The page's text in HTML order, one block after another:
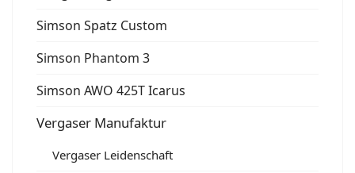
Simson Spatz Custom
Simson Phantom 3
Simson AWO 425T Icarus
Vergaser Manufaktur
Vergaser Leidenschaft